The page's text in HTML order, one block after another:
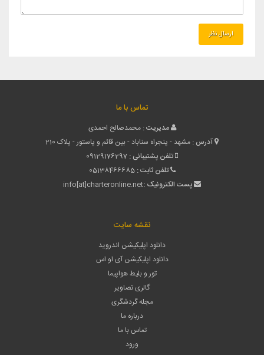
تماس با ما
مدیریت : محمدصالح احمدی
آدرس : مشهد - پنجراه سناباد - بین قائم و پاستور - پلاک 210
تلفن پشتیبانی : 09129176297
تلفن ثابت : 05138466685
پست الکترونیک :info[at]charteronline.net
نقشه سایت
دانلود اپلیکیشن اندروید
دانلود اپلیکیشن آی او اس
تور و بلیط هواپیما
گالری تصاویر
مجله گردشگری
درباره ما
تماس با ما
ورود